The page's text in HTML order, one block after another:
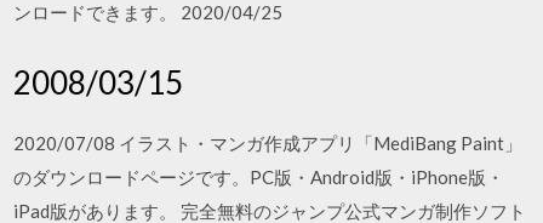
ンロードできます。 2020/04/25
2008/03/15
2020/07/08 イラスト・マンガ作成アプリ「MediBang Paint」
のダウンロードページです。PC版・Android版・iPhone版・
iPad版があります。 完全無料のジャンプ公式マンガ制作ソフト